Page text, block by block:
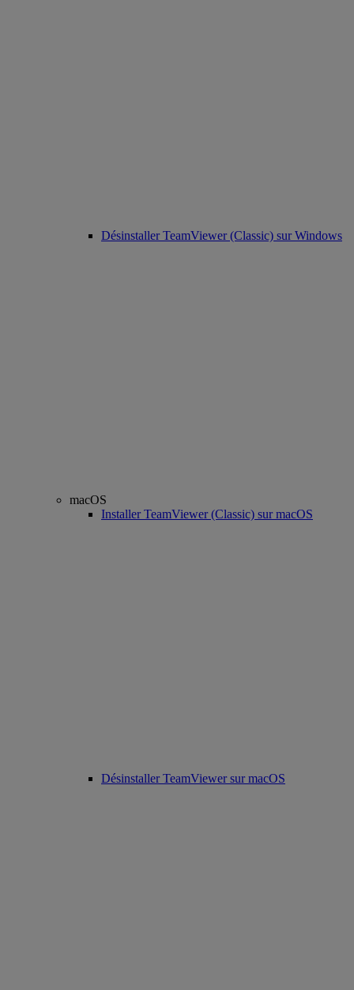
Désinstaller TeamViewer (Classic) sur Windows
macOS
Installer TeamViewer (Classic) sur macOS
Désinstaller TeamViewer sur macOS